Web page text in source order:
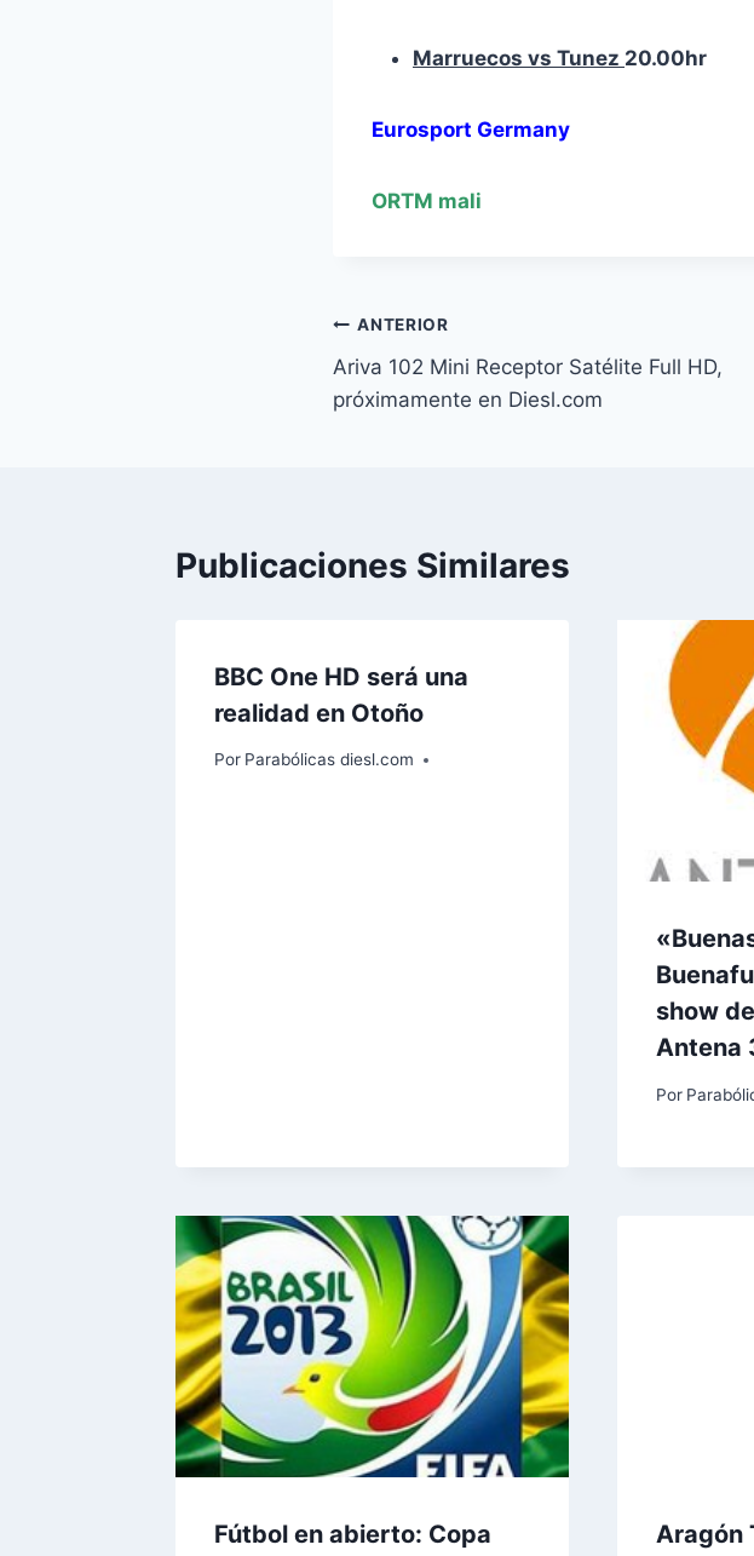
Marruecos vs Tunez 20.00hr
Eurosport Germany
ORTM mali
Navegación
de
ANTERIOR
Ariva 102 Mini Receptor Satélite Full HD,
próximamente en Diesl.com
Publicaciones Similares
BBC One HD será una
realidad en Otoño
Por Parabólicas diesl.com
show
Antena
Por
Fútbol en abierto: Copa Aragón